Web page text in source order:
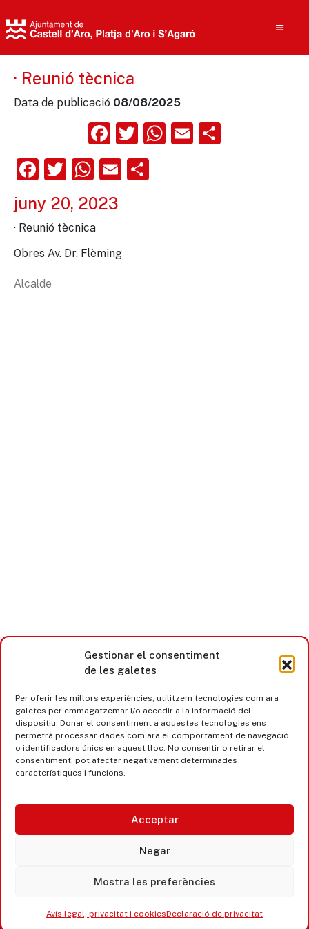
Gestionar el consentiment
de les galetes
Per oferir les millors experiències, utilitzem tecnologies com ara
galetes per emmagatzemar i/o accedir a la informació del
dispositiu. Donar el consentiment a aquestes tecnologies ens
permetrà processar dades com ara el comportament de navegació
o identificadors únics en aquest lloc. No consentir o retirar el
consentiment, pot afectar negativament determinades
característiques i funcions.
Acceptar
Negar
Mostra les preferències
Avís legal, privacitat i cookiesDeclaració de privacitat
· Reunió tècnica
Data de publicació 08/08/2025
Facebook
Twitter
WhatsApp
Email
Facebook
Twitter
WhatsApp
Email
juny 20, 2023
· Reunió tècnica
Obres Av. Dr. Flèming
Alcalde
Castell d’Aro · Platja d’Aro · S’Agaró
365 www.platjadaro